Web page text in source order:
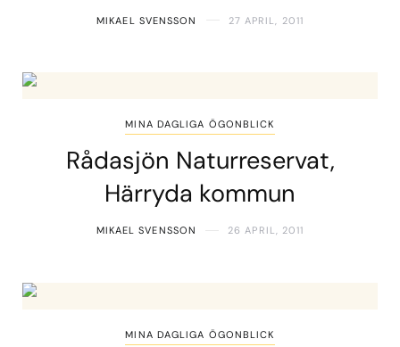
MIKAEL SVENSSON 27 APRIL, 2011
MINA DAGLIGA ÖGONBLICK
Rådasjön Naturreservat,
Härryda kommun
MIKAEL SVENSSON 26 APRIL, 2011
MINA DAGLIGA ÖGONBLICK